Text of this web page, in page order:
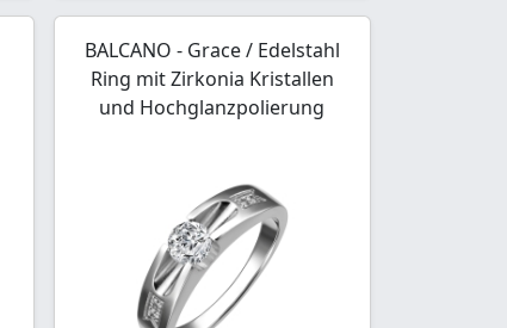
BALCANO - Grace / Edelstahl
Ring mit Zirkonia Kristallen
und Hochglanzpolierung